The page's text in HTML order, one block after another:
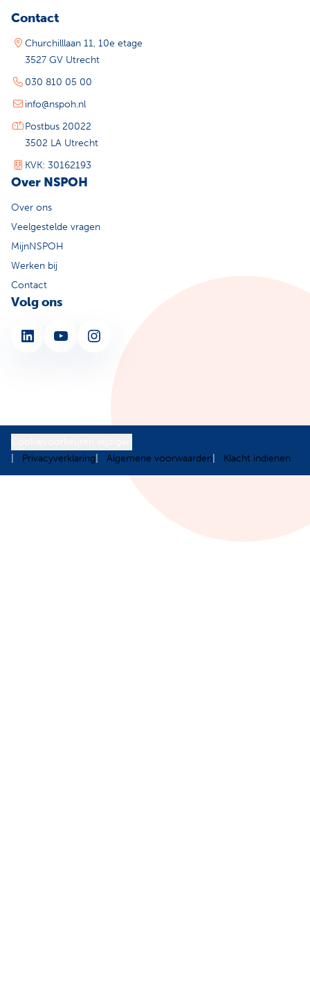
Contact
Churchilllaan 11, 10e etage
3527 GV Utrecht
030 810 05 00
info@nspoh.nl
Postbus 20022
3502 LA Utrecht
KVK: 30162193
Over NSPOH
Over ons
Veelgestelde vragen
MijnNSPOH
Werken bij
Contact
Volg ons
LinkedIn YouTube Instagram
Privacyverklaring
Algemene voorwaarden Klacht indienen